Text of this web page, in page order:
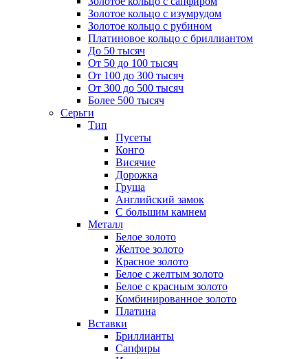
Золотое кольцо с изумрудом
Золотое кольцо с рубином
Платиновое кольцо с бриллиантом
До 50 тысяч
От 50 до 100 тысяч
От 100 до 300 тысяч
От 300 до 500 тысяч
Более 500 тысяч
Серьги
Тип
Пусеты
Конго
Висячие
Дорожка
Груша
Английский замок
С большим камнем
Металл
Белое золото
Желтое золото
Красное золото
Белое с желтым золото
Белое с красным золото
Комбинированное золото
Платина
Вставки
Бриллианты
Сапфиры